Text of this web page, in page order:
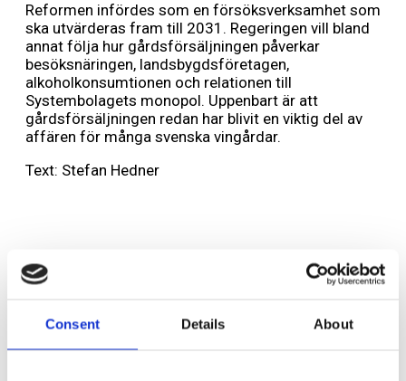
Consent Details About
Reformen infördes som en försöksverksamhet som
ska utvärderas fram till 2031. Regeringen vill bland
annat följa hur gårdsförsäljningen påverkar
besöksnäringen, landsbygdsföretagen,
alkoholkonsumtionen och relationen till
Systembolagets monopol. Uppenbart är att
gårdsförsäljningen redan har blivit en viktig del av
affären för många svenska vingårdar.
Text: Stefan Hedner
Lämna ett svar
märkta
Kommentar*